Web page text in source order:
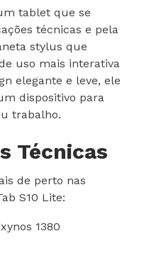
tablet que se
técnicas e pela
stylus que
uso mais interativa
elegante e leve, ele
dispositivo para
trabalho.
Técnicas
de perto nas
S10 Lite:
1380